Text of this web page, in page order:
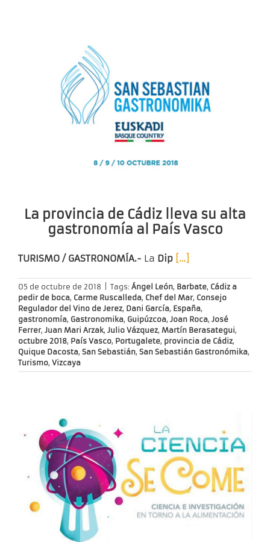
La provincia de Cádiz lleva su alta
gastronomía al País Vasco
TURISMO / GASTRONOMÍA.- La Dip […]
05 de octubre de 2018 Tags: Ángel León, Barbate, Cádiz a
pedir de boca, Carme Ruscalleda, Chef del Mar, Consejo
Regulador del Vino de Jerez, Dani García, España,
gastronomía, Gastronomika, Guipúzcoa, Joan Roca, José
Ferrer, Juan Mari Arzak, Julio Vázquez, Martín Berasategui,
octubre 2018, País Vasco, Portugalete, provincia de Cádiz,
Quique Dacosta, San Sebastián, San Sebastián Gastronómika,
Turismo, Vizcaya